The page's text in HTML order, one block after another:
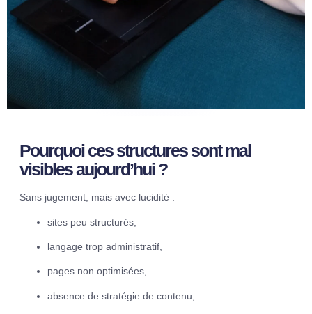
Pourquoi ces structures sont mal
visibles aujourd’hui ?
Sans jugement, mais avec lucidité :
sites peu structurés,
langage trop administratif,
pages non optimisées,
absence de stratégie de contenu,